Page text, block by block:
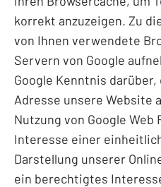
korrekt anzuzeigen. Zu
von Ihnen verwendete
Servern von Google
Google Kenntnis
Adresse unsere Website
Nutzung von Google
Interesse einer
Darstellung unserer
ein berechtigtes